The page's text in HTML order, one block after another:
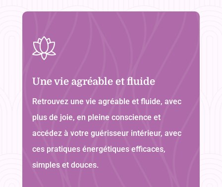
Une vie agréable et fluide
Retrouvez une vie agréable et fluide, avec
plus de joie, en pleine conscience et
accédez à votre guérisseur intérieur, avec
ces pratiques énergétiques efficaces,
simples et douces.